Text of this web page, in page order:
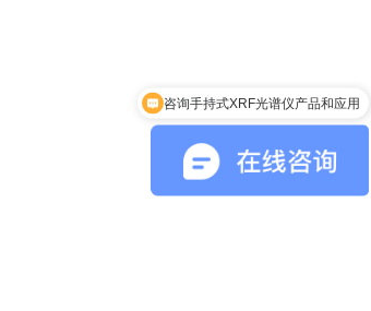
咨询手持式XRF光谱仪产品和应用